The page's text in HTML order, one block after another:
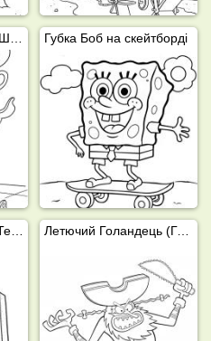
Губка Боб на скейтборді
Будинок Сквідварда Тентаклза Летючий Голандець (Губка Боб Квадратні Штани)